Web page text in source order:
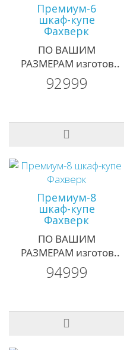
Премиум-6
шкаф-купе
Фахверк
ПО ВАШИМ
РАЗМЕРАМ изготов..
92999
Премиум-8
шкаф-купе
Фахверк
ПО ВАШИМ
РАЗМЕРАМ изготов..
94999